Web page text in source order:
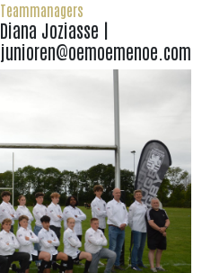
Teammanagers
Diana Joziasse |
junioren@oemoemenoe.com